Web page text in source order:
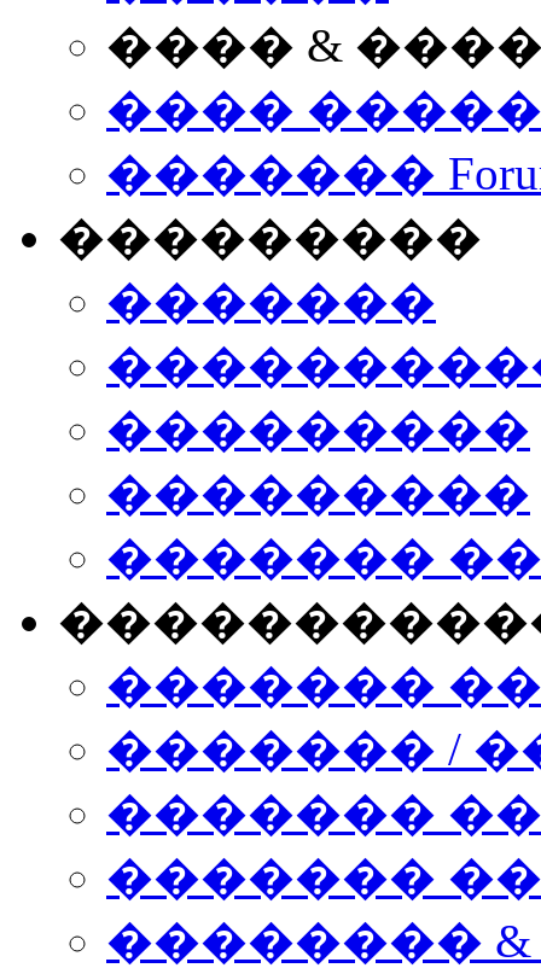
���� &
����
�������
���������
�������
���������
���������
�������
�������
������� /
�������
������� ���
��������